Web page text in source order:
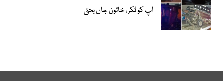
اپ کو ٹکر، خاتون جاں بحق